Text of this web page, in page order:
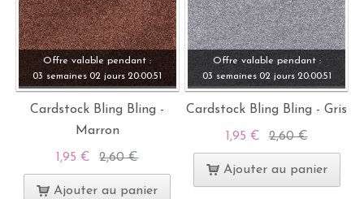
Offre valable pendant :
03 semaines 02 jours 20:00:49
Cardstock Bling Bling -
Marron
1,95 € 2,60 €
Ajouter au panier
Offre valable pendant :
03 semaines 02 jours 20:00:49
Cardstock Bling Bling - Gris
1,95 € 2,60 €
Ajouter au panier